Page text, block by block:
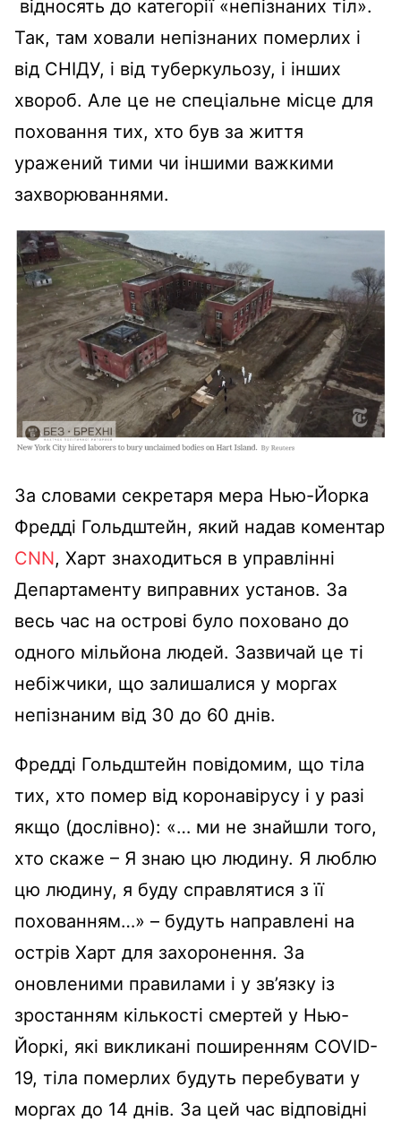
відносять до категорії «непізнаних тіл».
Так, там ховали непізнаних померлих і
від СНІДУ, і від туберкульозу, і інших
хвороб. Але це не спеціальне місце для
поховання тих, хто був за життя
уражений тими чи іншими важкими
захворюваннями.
За словами секретаря мера Нью-Йорка
Фредді Гольдштейн, який надав коментар
CNN, Харт знаходиться в управлінні
Департаменту виправних установ. За
весь час на острові було поховано до
одного мільйона людей. Зазвичай це ті
небіжчики, що залишалися у моргах
непізнаним від 30 до 60 днів.
Фредді Гольдштейн повідомим, що тіла
тих, хто помер від коронавірусу і у разі
якщо (дослівно): «… ми не знайшли того,
хто скаже – Я знаю цю людину. Я люблю
цю людину, я буду справлятися з її
похованням…» – будуть направлені на
острів Харт для захоронення. За
оновленими правилами і у зв’язку із
зростанням кількості смертей у Нью-
Йоркі, які викликані поширенням COVID-
19, тіла померлих будуть перебувати у
моргах до 14 днів. За цей час відповідні